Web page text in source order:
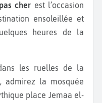
cher est l’occasion
ensoleillée et
heures de la
admirez la mosquée
place Jemaa el-